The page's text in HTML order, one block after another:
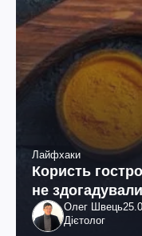
Лайфхаки
Користь
не
Олег Швець
Дієтолог